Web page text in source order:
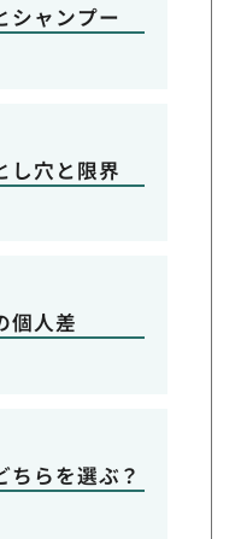
シャンプー
し穴と限界
個人差
ちらを選ぶ？